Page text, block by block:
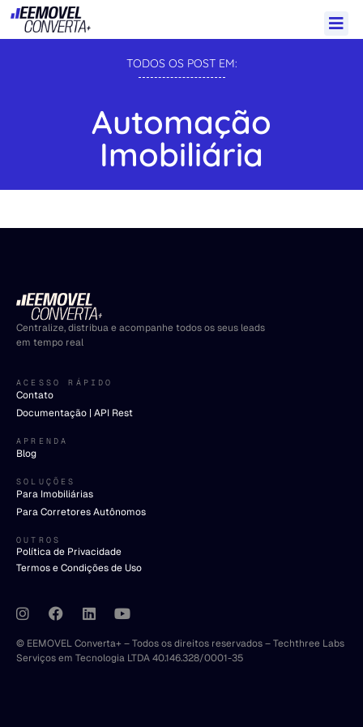
TODOS OS POST EM:
Automação
Imobiliária
Centralize, distribua e acompanhe todos os seus leads
em tempo real
ACESSO RÁPIDO
Contato
Documentação | API Rest
APRENDA
Blog
SOLUÇÕES
Para Imobiliárias
Para Corretores Autônomos
OUTROS
Política de Privacidade
Termos e Condições de Uso
© EEMOVEL Converta+ – Todos os direitos reservados – Techthree Labs
Serviços em Tecnologia LTDA 40.146.328/0001-35